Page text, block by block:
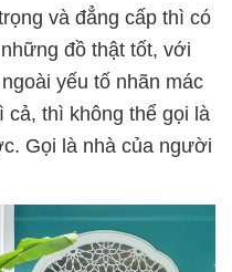
và đẳng cấp thì có
đồ thật tốt, với
yếu tố nhãn mác
cả, thì không thể gọi là
Gọi là nhà của người